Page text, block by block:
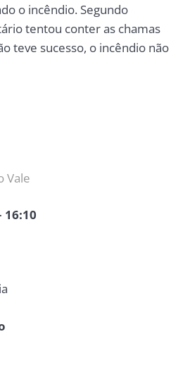
o incêndio. Segundo
tentou conter as chamas
teve sucesso, o incêndio não
Vale
16:10